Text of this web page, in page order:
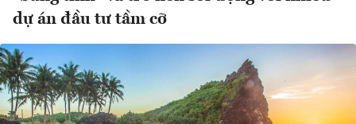
dự án đầu tư tầm cỡ